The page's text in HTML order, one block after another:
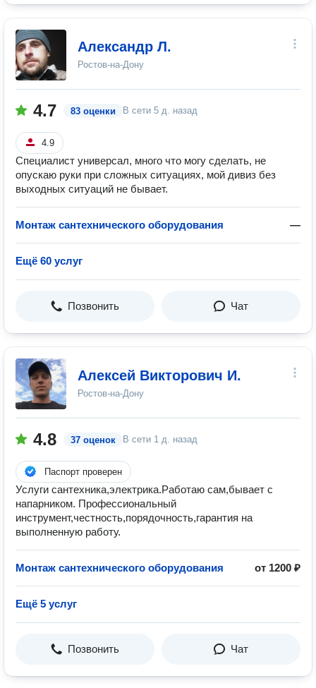
Александр Л.
Ростов-на-Дону
4.7 83 оценки В сети 5 д. назад
4.9
Специалист универсал, много что могу сделать, не
опускаю руки при сложных ситуациях, мой дивиз без
выходных ситуаций не бывает.
Монтаж сантехнического оборудования —
Ещё 60 услуг
Позвонить Чат
Алексей Викторович И.
Ростов-на-Дону
4.8 37 оценок В сети 1 д. назад
Паспорт проверен
Услуги сантехника,электрика.Работаю сам,бывает с
напарником. Профессиональный
инструмент,честность,порядочность,гарантия на
выполненную работу.
Монтаж сантехнического оборудования от 1200 ₽
Ещё 5 услуг
Позвонить Чат